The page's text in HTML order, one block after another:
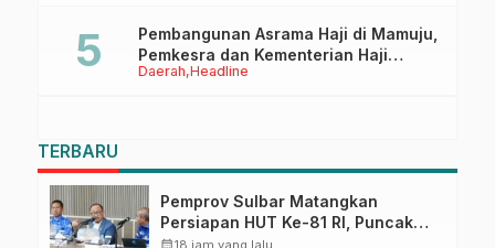
Daerah Headline
Pembangunan Asrama Haji di Mamuju,
Pemkesra dan Kementerian Haji
Sulbar Tinjau Lokasi
TERBARU
Pemprov Sulbar Matangkan
Persiapan HUT Ke-81 RI, Puncak
Upacara di Lapangan Ahmad
calendar_month18 jam yang lalu